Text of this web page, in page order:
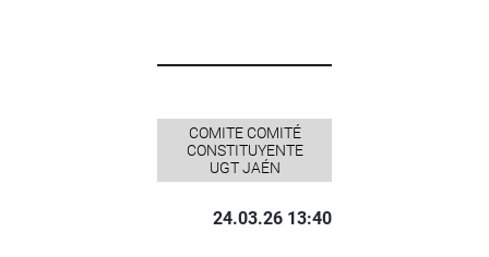
COMITE COMITÉ
CONSTITUYENTE
UGT JAÉN
24.03.26 13:40